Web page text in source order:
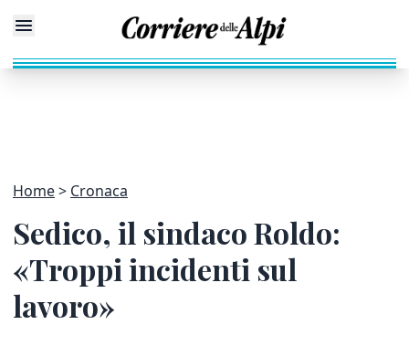
Home Cronaca
Sedico, il sindaco Roldo:
«Troppi incidenti sul
lavoro»